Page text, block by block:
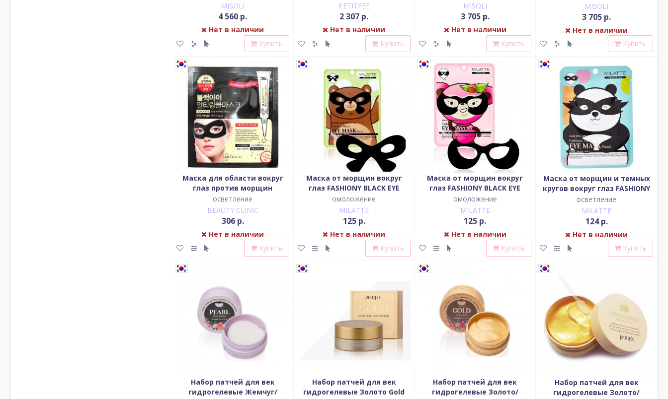
MISOLI
4 560 р.
Нет в наличии
Купить
PETITFEE
2 307 р.
Нет в наличии
Купить
MISOLI
3 705 р.
Нет в наличии
Купить
MISOLI
3 705 р.
Нет в наличии
Купить
Маска для области вокруг
глаз против морщин
осветление
BEAUTY CLINIC
306 р.
Нет в наличии
Купить
Маска от морщин вокруг
глаз FASHIONY BLACK EYE
MASK-BEAR
омоложение
MILATTE
125 р.
Нет в наличии
Купить
Маска от морщин вокруг
глаз FASHIONY BLACK EYE
MASK-RACCOON
омоложение
MILATTE
125 р.
Нет в наличии
Купить
Маска от морщин и темных
кругов вокруг глаз FASHIONY
BLACK EYE MASK-PANDA
осветление
MILATTE
124 р.
Нет в наличии
Купить
Набор патчей для век
гидрогелевые Жемчуг/
Набор патчей для век
гидрогелевые Золото Gold
Набор патчей для век
гидрогелевые Золото/
Набор патчей для век
гидрогелевые Золото/